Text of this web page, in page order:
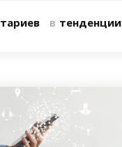
в тенденции